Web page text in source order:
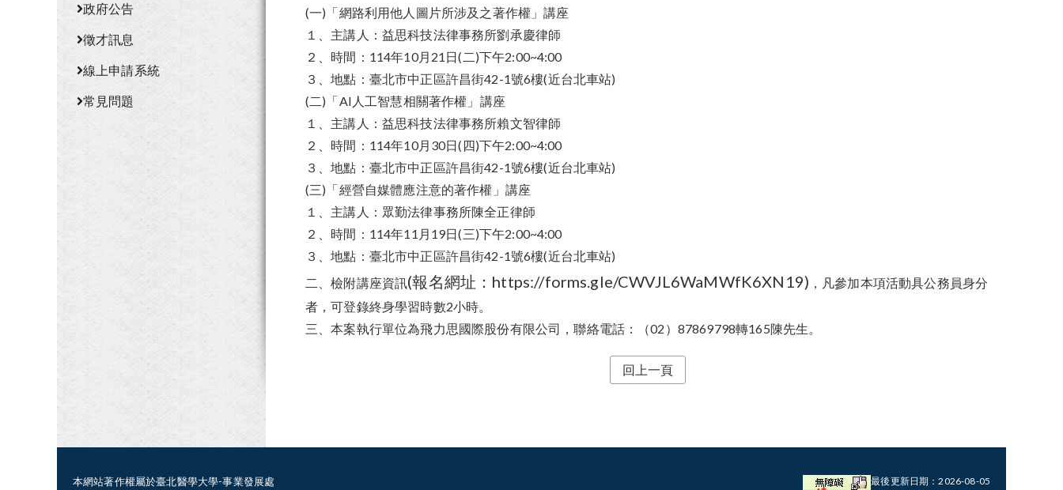
政府公告
徵才訊息
線上申請系統
常見問題
(一)「網路利用他人圖片所涉及之著作權」講座
１、主講人：益思科技法律事務所劉承慶律師
２、時間：114年10月21日(二)下午2:00~4:00
３、地點：臺北市中正區許昌街42-1號6樓(近台北車站)
(二)「AI人工智慧相關著作權」講座
１、主講人：益思科技法律事務所賴文智律師
２、時間：114年10月30日(四)下午2:00~4:00
３、地點：臺北市中正區許昌街42-1號6樓(近台北車站)
(三)「經營自媒體應注意的著作權」講座
１、主講人：眾勤法律事務所陳全正律師
２、時間：114年11月19日(三)下午2:00~4:00
３、地點：臺北市中正區許昌街42-1號6樓(近台北車站)
二、檢附講座資訊(報名網址：https://forms.gle/CWVJL6WaMWfK6XN19) ，凡參加本項活動具公務員身分
者，可登錄終身學習時數2小時。
三、本案執行單位為飛力思國際股份有限公司，聯絡電話：（02）87869798轉165陳先生。
回上一頁
本網站著作權屬於臺北醫學大學-事業發展處 最後更新日期：2026-08-05